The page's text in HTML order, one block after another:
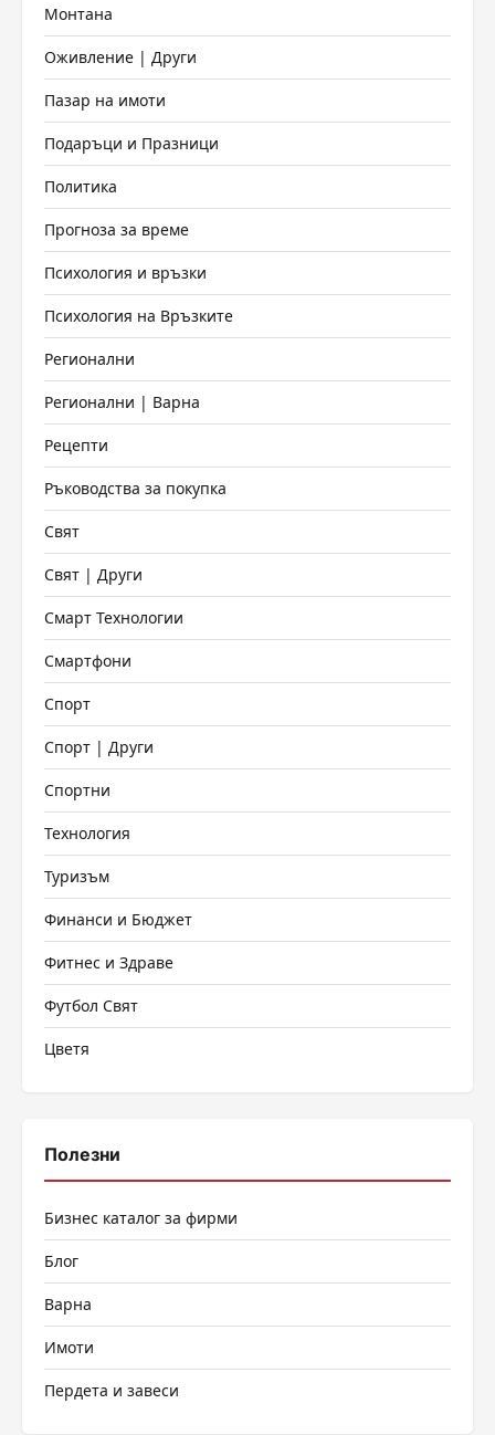
Монтана
Оживление | Други
Пазар на имоти
Подаръци и Празници
Политика
Прогноза за време
Психология и връзки
Психология на Връзките
Регионални
Регионални | Варна
Рецепти
Ръководства за покупка
Свят
Свят | Други
Смарт Технологии
Смартфони
Спорт
Спорт | Други
Спортни
Технология
Туризъм
Финанси и Бюджет
Фитнес и Здраве
Футбол Свят
Цветя
Полезни
Бизнес каталог за фирми
Блог
Варна
Имоти
Пердета и завеси